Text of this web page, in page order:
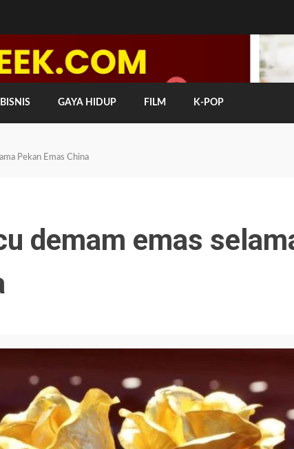
BISNIS GAYA HIDUP FILM K-POP
Pekan Emas China
demam emas